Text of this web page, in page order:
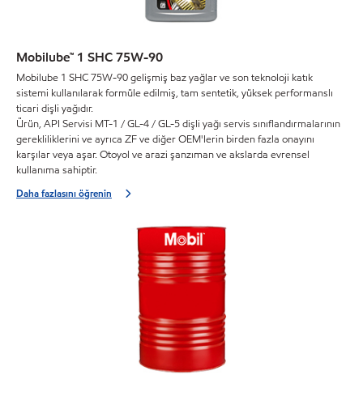
Mobilube™ 1 SHC 75W-90
Mobilube 1 SHC 75W-90 gelişmiş baz yağlar ve son teknoloji katık
sistemi kullanılarak formüle edilmiş, tam sentetik, yüksek performanslı
ticari dişli yağıdır.
Ürün, API Servisi MT-1 / GL-4 / GL-5 dişli yağı servis sınıflandırmalarının
gerekliliklerini ve ayrıca ZF ve diğer OEM'lerin birden fazla onayını
karşılar veya aşar. Otoyol ve arazi şanzıman ve akslarda evrensel
kullanıma sahiptir.
Daha fazlasını öğrenin